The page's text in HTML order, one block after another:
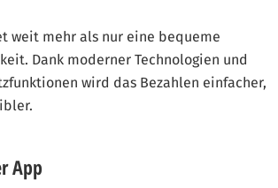
weit mehr als nur eine bequeme
Dank moderner Technologien und
wird das Bezahlen einfacher,
App